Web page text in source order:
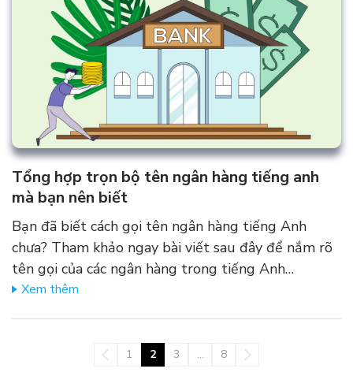
Tổng hợp trọn bộ tên ngân hàng tiếng anh
mà bạn nên biết
Bạn đã biết cách gọi tên ngân hàng tiếng Anh
chưa? Tham khảo ngay bài viết sau đây để nắm rõ
tên gọi của các ngân hàng trong tiếng Anh…
Xem thêm
1 2 3 … 8